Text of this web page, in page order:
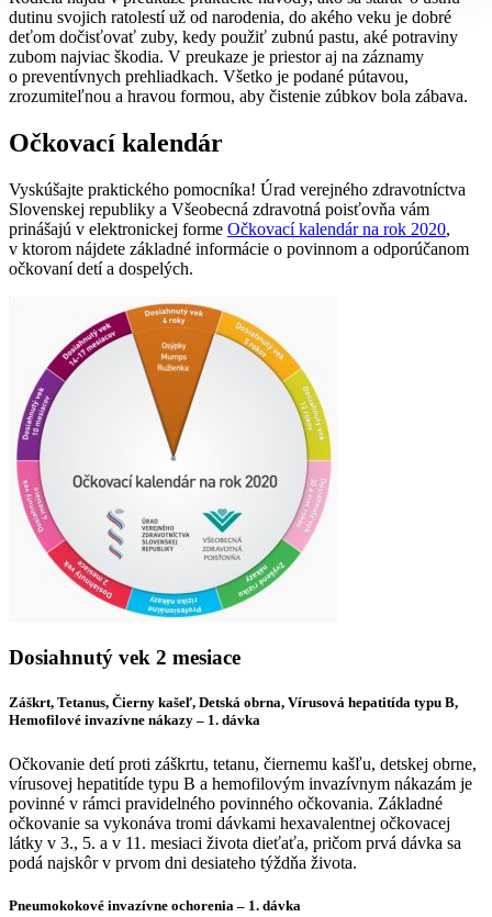
dutinu svojich ratolestí už od narodenia, do akého veku je dobré
deťom dočisťovať zuby, kedy použiť zubnú pastu, aké potraviny
zubom najviac škodia. V preukaze je priestor aj na záznamy
o preventívnych prehliadkach. Všetko je podané pútavou,
zrozumiteľnou a hravou formou, aby čistenie zúbkov bola zábava.
Očkovací kalendár
Vyskúšajte praktického pomocníka! Úrad verejného zdravotníctva
Slovenskej republiky a Všeobecná zdravotná poisťovňa vám
prinášajú v elektronickej forme Očkovací kalendár na rok 2020,
v ktorom nájdete základné informácie o povinnom a odporúčanom
očkovaní detí a dospelých.
Dosiahnutý vek 2 mesiace
Záškrt, Tetanus, Čierny kašeľ, Detská obrna, Vírusová hepatitída typu B,
Hemofilové invazívne nákazy – 1. dávka
Očkovanie detí proti záškrtu, tetanu, čiernemu kašľu, detskej obrne,
vírusovej hepatitíde typu B a hemofilovým invazívnym nákazám je
povinné v rámci pravidelného povinného očkovania. Základné
očkovanie sa vykonáva tromi dávkami hexavalentnej očkovacej
látky v 3., 5. a v 11. mesiaci života dieťaťa, pričom prvá dávka sa
podá najskôr v prvom dni desiateho týždňa života.
Pneumokokové invazívne ochorenia – 1. dávka